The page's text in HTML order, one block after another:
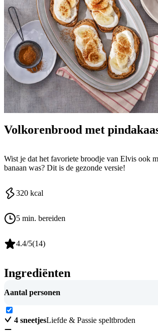
Volkorenbrood met
Wist je dat het favoriete broodje van Elvis ook
banaan was? Dit is de gezonde versie!
320 kcal
5 min. bereiden
4.4/5(14)
Ingrediënten
Aantal personen
4 sneetjesLiefde & Passie speltbroden